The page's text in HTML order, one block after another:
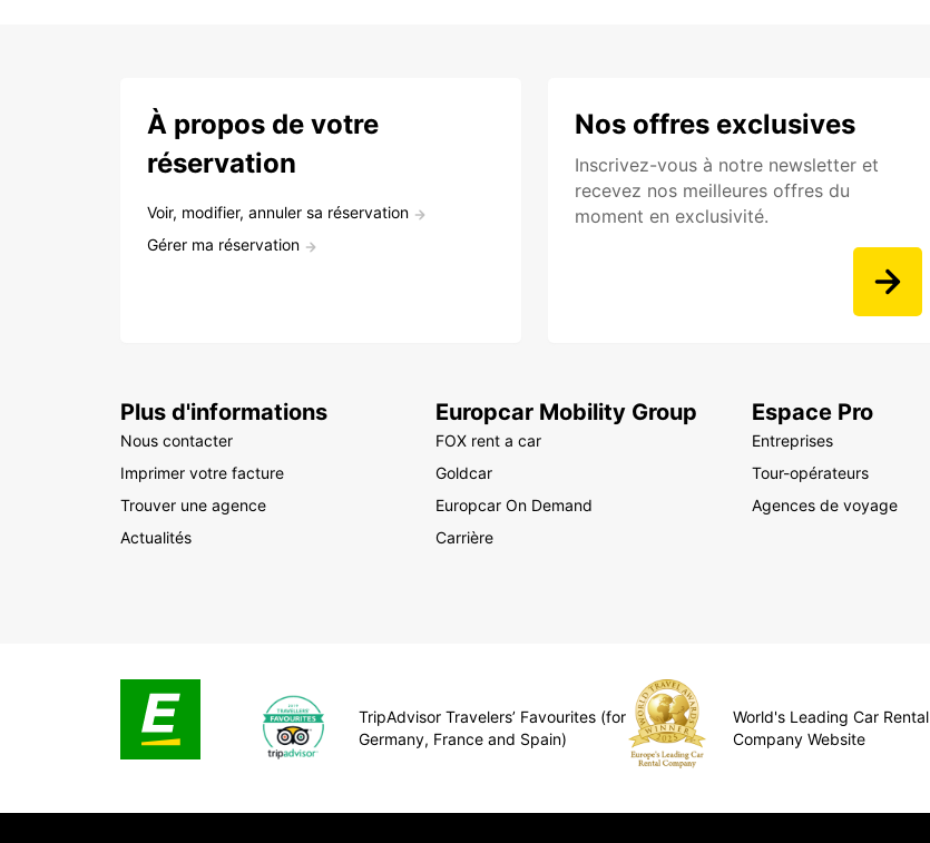
À propos de votre
réservation
Voir, modifier, annuler sa réservation
Gérer ma réservation
Nos offres exclusives
Inscrivez-vous à notre newsletter et
recevez nos meilleures offres du
moment en exclusivité.
Plus d'informations
Nous contacter
Imprimer votre facture
Trouver une agence
Actualités
Europcar Mobility Group
FOX rent a car
Goldcar
Europcar On Demand
Carrière
Espace Pro
Entreprises
Tour-opérateurs
Agences de voyage
TripAdvisor Travelers’ Favourites (for
Germany, France and Spain)
World's Leading Car Rental
Company Website